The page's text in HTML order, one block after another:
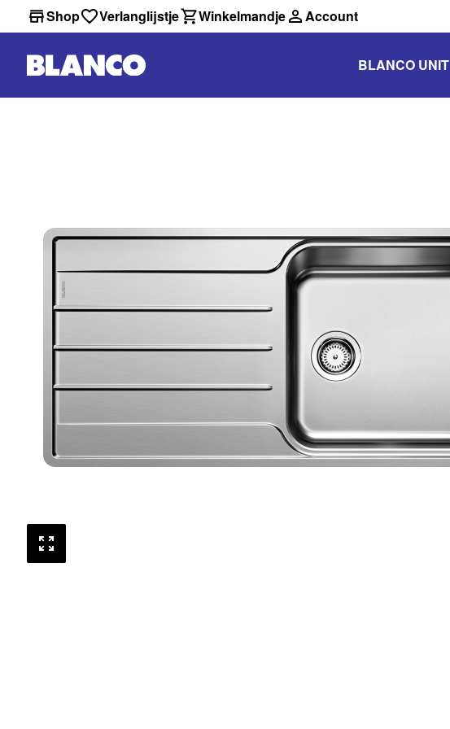
Shop Verlanglijstje Winkelmandje Account
BLANCO UNIT